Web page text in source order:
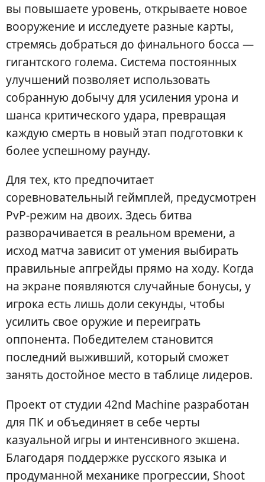
вы повышаете уровень, открываете новое
вооружение и исследуете разные карты,
стремясь добраться до финального босса —
гигантского голема. Система постоянных
улучшений позволяет использовать
собранную добычу для усиления урона и
шанса критического удара, превращая
каждую смерть в новый этап подготовки к
более успешному раунду.
Для тех, кто предпочитает
соревновательный геймплей, предусмотрен
PvP-режим на двоих. Здесь битва
разворачивается в реальном времени, а
исход матча зависит от умения выбирать
правильные апгрейды прямо на ходу. Когда
на экране появляются случайные бонусы, у
игрока есть лишь доли секунды, чтобы
усилить свое оружие и переиграть
оппонента. Победителем становится
последний выживший, который сможет
занять достойное место в таблице лидеров.
Проект от студии 42nd Machine разработан
для ПК и объединяет в себе черты
казуальной игры и интенсивного экшена.
Благодаря поддержке русского языка и
продуманной механике прогрессии, Shoot